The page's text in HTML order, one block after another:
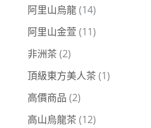
阿里山烏龍(14)
阿里山金萱 (11)
非洲茶 (2)
頂級東方美人茶 (1)
高價商品 (2)
高山烏龍茶 (12)